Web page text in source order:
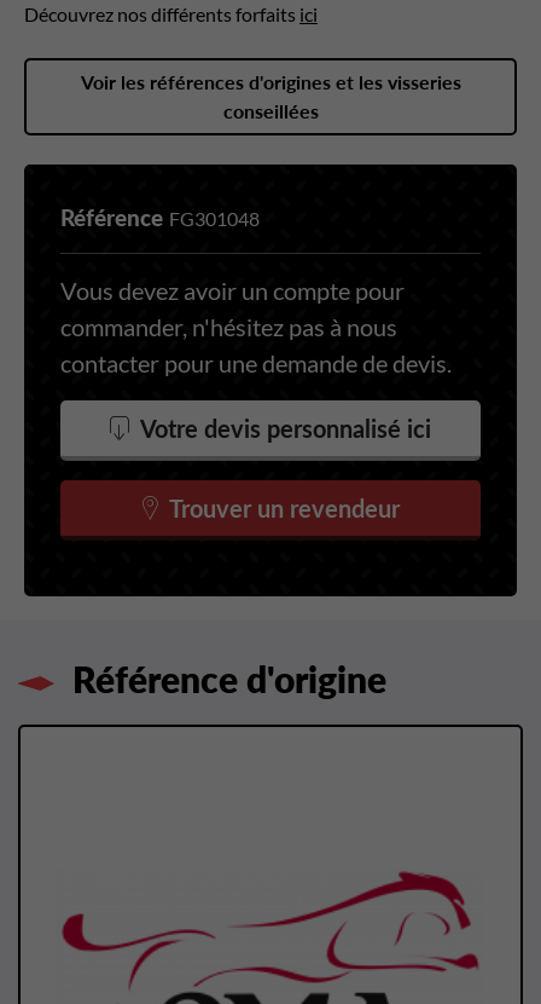
Découvrez nos différents forfaits ici
Voir les références d'origines et les visseries
conseillées
Référence FG301048
Vous devez avoir un compte pour
commander, n'hésitez pas à nous
contacter pour une demande de devis.
Votre devis personnalisé ici
Trouver un revendeur
Référence d'origine